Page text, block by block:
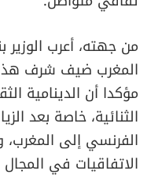
من جهته، أعرب الوزير
المغرب ضيف شرف هذا
مؤكدا أن الدينامية
الثنائية، خاصة بعد
الفرنسي إلى
الاتفاقيات في